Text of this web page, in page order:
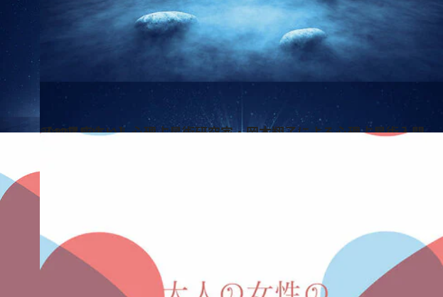
2020.11.16
【12星座占い】心理占星術研究家・岡本翔子による心理占星術入門
ライフスタイル